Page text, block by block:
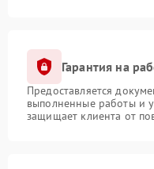
Гарантия на
Предоставляется
выполненные работы и
защищает клиента от